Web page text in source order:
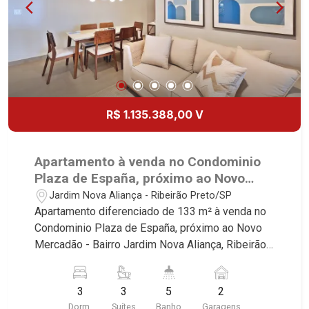
R$ 1.135.388,00 V
Apartamento à venda no Condominio
Plaza de España, próximo ao Novo
Mercadão - Ribeirão Preto/SP.
Jardim Nova Aliança - Ribeirão Preto/SP
Apartamento diferenciado de 133 m² à venda no
Condominio Plaza de España, próximo ao Novo
Mercadão - Bairro Jardim Nova Aliança, Ribeirão
imóvel que a Martinelli Imobiliária selecionou
para você: - 143m² de area util - 03 suites - Sala
3
Dorm.
3
Suítes
5
Banho
2
Garagens